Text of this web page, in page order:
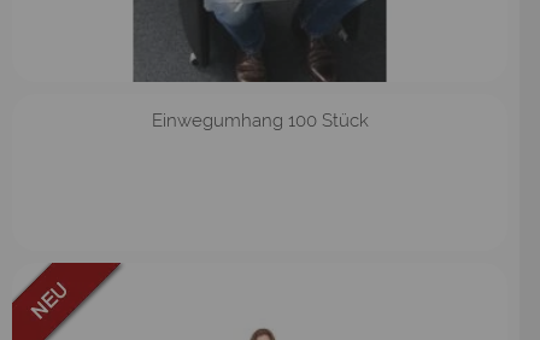
Einwegumhang 100 Stück